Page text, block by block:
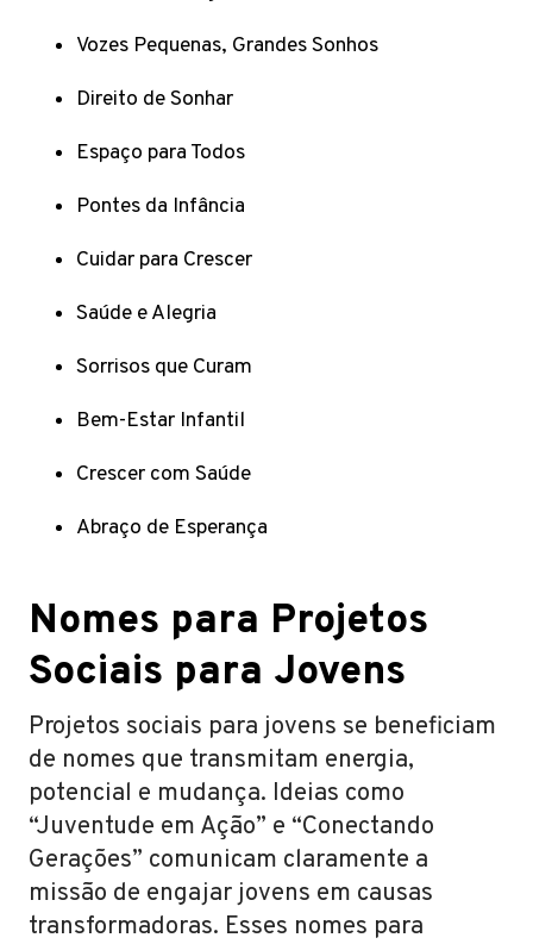
Vozes Pequenas, Grandes Sonhos
Direito de Sonhar
Espaço para Todos
Pontes da Infância
Cuidar para Crescer
Saúde e Alegria
Sorrisos que Curam
Bem-Estar Infantil
Crescer com Saúde
Abraço de Esperança
Nomes para Projetos
Sociais para Jovens
Projetos sociais para jovens se beneficiam
de nomes que transmitam energia,
potencial e mudança. Ideias como
“Juventude em Ação” e “Conectando
Gerações” comunicam claramente a
missão de engajar jovens em causas
transformadoras. Esses nomes para